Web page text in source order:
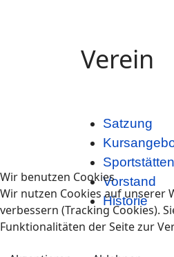
Verein
Satzung
Sportstätten
Vorstand
Historie
Wir benutzen Cookies
Wir nutzen Cookies auf unserer
verbessern (Tracking Cookies).
Funktionalitäten der Seite zur